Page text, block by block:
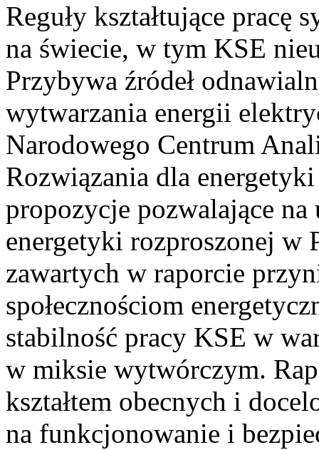
Reguły kształtujące pracę
na świecie, w tym KSE
Przybywa źródeł
wytwarzania energii
Narodowego Centrum
Rozwiązania dla
propozycje pozwalające
energetyki rozproszonej w
zawartych w raporcie
społecznościom
stabilność pracy KSE w
w miksie wytwórczym.
kształtem obecnych i
na funkcjonowanie i